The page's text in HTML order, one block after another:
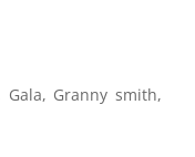
Granny smith,